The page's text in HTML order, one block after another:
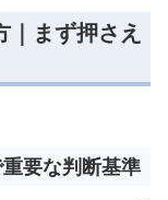
まず押さえ
要な判断基準